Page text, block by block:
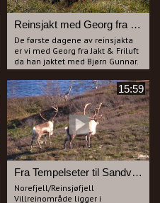
Reinsjakt med Georg fra Jakt & Friluft
De første dagene av reinsjakta
er vi med Georg fra Jakt & Friluft
da han jaktet med Bjørn Gunnar.
Det er en spøkefull og god tone
gutta i mellom og vi kommer på
skuddhold av flere dyr, men
finner vi den rette...?
Georg har for anledningen med
seg et veldig lett våpen som
mange burde vurdere på
reinsjakt da hvert gram teller.
Se filmen fra vårt vakre område
rundt Haglebu!
15:59
Fra Tempelseter til Sandvasseter og VM kniv fra 1997.
Norefjell/Reinsjøfjell
Villreinområde ligger i